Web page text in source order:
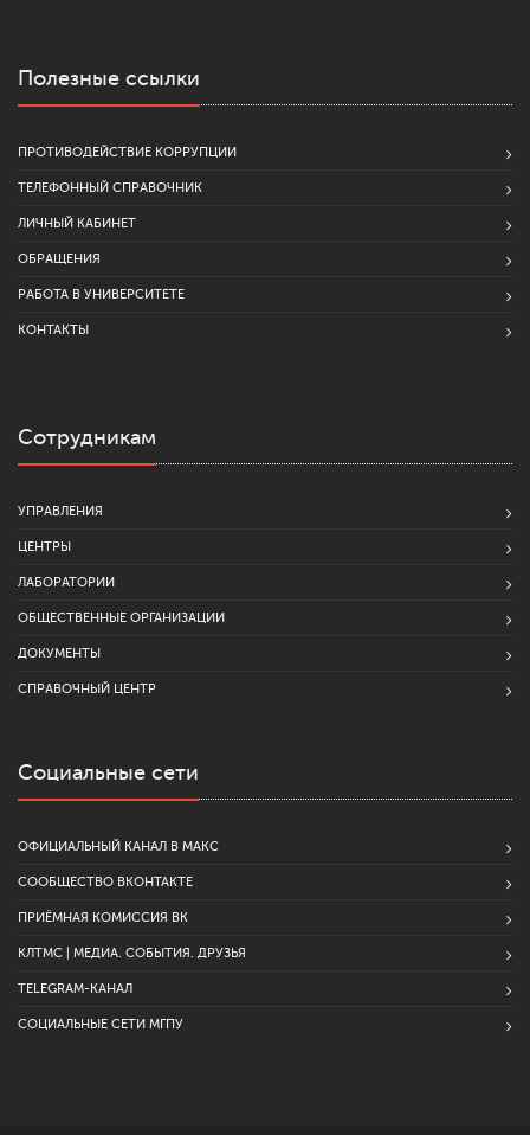
Полезные ссылки
ПРОТИВОДЕЙСТВИЕ КОРРУПЦИИ
ТЕЛЕФОННЫЙ СПРАВОЧНИК
ЛИЧНЫЙ КАБИНЕТ
ОБРАЩЕНИЯ
РАБОТА В УНИВЕРСИТЕТЕ
КОНТАКТЫ
Сотрудникам
УПРАВЛЕНИЯ
ЦЕНТРЫ
ЛАБОРАТОРИИ
ОБЩЕСТВЕННЫЕ ОРГАНИЗАЦИИ
ДОКУМЕНТЫ
СПРАВОЧНЫЙ ЦЕНТР
Социальные сети
ОФИЦИАЛЬНЫЙ КАНАЛ В МАКС
СООБЩЕСТВО ВКОНТАКТЕ
ПРИЁМНАЯ КОМИССИЯ ВК
КЛТМС | МЕДИА. СОБЫТИЯ. ДРУЗЬЯ
TELEGRAM-КАНАЛ
СОЦИАЛЬНЫЕ СЕТИ МГПУ